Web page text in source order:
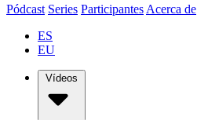
Pódcast Series Participantes Acerca de
ES
EU
Vídeos